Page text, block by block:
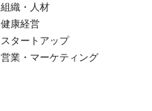
組織・人材
健康経営
スタートアップ
営業・マーケティング